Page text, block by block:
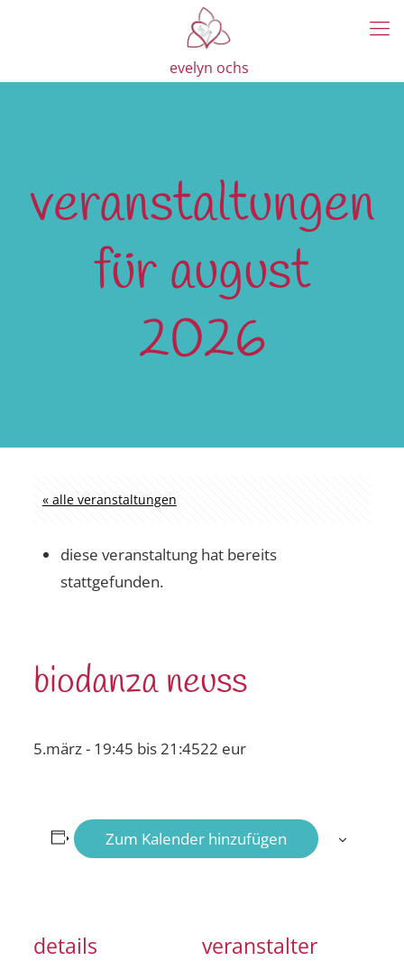
evelyn ochs
veranstaltungen
für august
2026
« alle veranstaltungen
diese veranstaltung hat bereits
stattgefunden.
biodanza neuss
5.märz - 19:45 bis21:4522 eur
Zum Kalender hinzufügen
details veranstalter